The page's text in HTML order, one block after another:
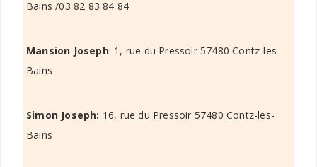
Bains /03 82 83 84 84
Mansion Joseph: 1, rue du Pressoir 57480 Contz-les-
Bains
Simon Joseph: 16, rue du Pressoir 57480 Contz-les-
Bains